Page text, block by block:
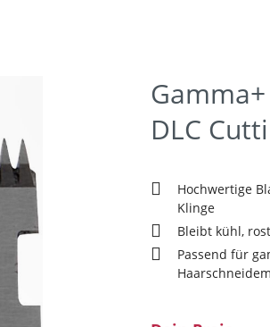
DLC
Hochwertige
Klinge
Bleibt kühl,
Passend für